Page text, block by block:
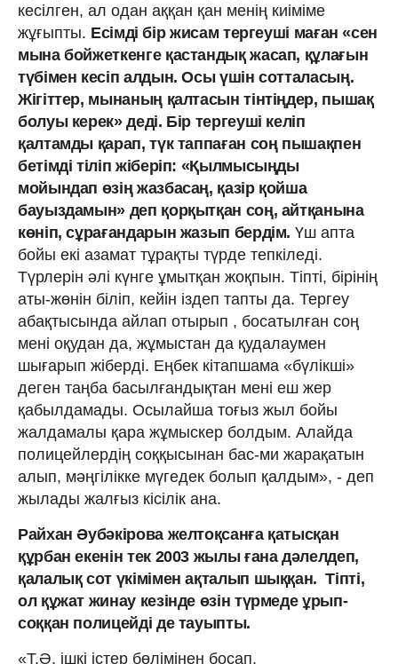
кесілген, ал одан аққан қан менің киіміме
жұғыпты. Есімді бір жисам тергеуші маған «сен
мына бойжеткенге қастандық жасап, құлағын
түбімен кесіп алдын. Осы үшін сотталасың.
Жігіттер, мынаның қалтасын тінтіңдер, пышақ
болуы керек» деді. Бір тергеуші келіп
қалтамды қарап, түк таппаған соң пышақпен
бетімді тіліп жіберіп: «Қылмысыңды
мойындап өзің жазбасаң, қазір қойша
бауыздамын» деп қорқытқан соң, айтқанына
көніп, сұрағандарын жазып бердім. Үш апта
бойы екі азамат тұрақты түрде тепкіледі.
Түрлерін әлі күнге ұмытқан жоқпын. Тіпті, бірінің
аты-жөнін біліп, кейін іздеп тапты да. Тергеу
абақтысында айлап отырып , босатылған соң
мені оқудан да, жұмыстан да қудалаумен
шығарып жіберді. Еңбек кітапшама «бүлікші»
деген таңба басылғандықтан мені еш жер
қабылдамады. Осылайша тоғыз жыл бойы
жалдамалы қара жұмыскер болдым. Алайда
полицейлердің соққысынан бас-ми жарақатын
алып, мәңгілікке мүгедек болып қалдым», - деп
жылады жалғыз кісілік ана.
Райхан Әубәкірова желтоқсанға қатысқан
құрбан екенін тек 2003 жылы ғана дәлелдеп,
қалалық сот үкімімен ақталып шыққан. Тіпті,
ол құжат жинау кезінде өзін түрмеде ұрып-
соққан полицейді де тауыпты.
«Т.Ә. ішкі істер бөлімінен босап,